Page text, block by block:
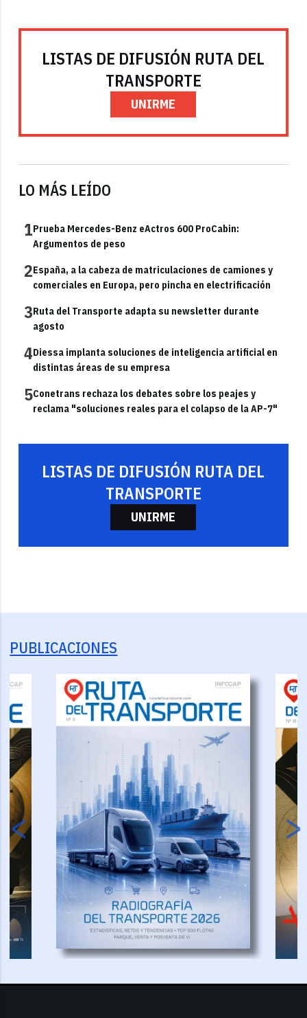
LISTAS DE DIFUSIÓN RUTA DEL
TRANSPORTE
UNIRME
LO MÁS LEÍDO
1Prueba Mercedes-Benz eActros 600 ProCabin:
Argumentos de peso
2España, a la cabeza de matriculaciones de camiones y
comerciales en Europa, pero pincha en electrificación
3Ruta del Transporte adapta su newsletter durante
agosto
4Diessa implanta soluciones de inteligencia artificial en
distintas áreas de su empresa
5Conetrans rechaza los debates sobre los peajes y
reclama "soluciones reales para el colapso de la AP-7"
LISTAS DE DIFUSIÓN RUTA DEL
TRANSPORTE
UNIRME
PUBLICACIONES